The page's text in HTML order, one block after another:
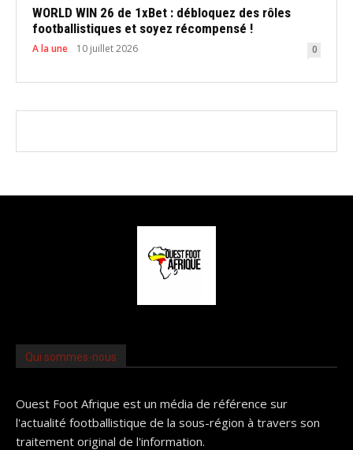
WORLD WIN 26 de 1xBet : débloquez des rôles
footballistiques et soyez récompensé !
A la une 10 juillet 2026 0
Qui sommes-nous
Ouest Foot Afrique est un média de référence sur
l'actualité footballistique de la sous-région à travers son
traitement original de l'information.